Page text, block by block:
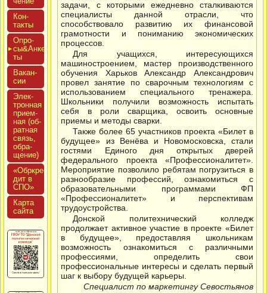
Кон­
такты
Опро­
сы&Анке­
ты
Вакан­
сии
Элек­
трон­ная
при­ем­
ная (об­
ратная
связь,
об­ра­
щение)
«Обркре­
дит в
СПО»
Кар­та
сай­та
задачи, с которыми ежедневно сталкиваются
специалисты данной отрасли, что
способствовало развитию их финансовой
грамотности и пониманию экономических
процессов.
Для учащихся, интересующихся
машиностроением, мастер производственного
обучения Харьков Александр Александрович
провел занятие по сварочным технологиям с
использованием специального тренажера.
Школьники получили возможность испытать
себя в роли сварщика, освоить основные
приемы и методы сварки.
Также более 65 участников проекта «Билет в
будущее» из Венёва и Новомосковска, стали
гостями Единого дня открытых дверей
федерального проекта «Профессионалитет».
Мероприятие позволило ребятам погрузиться в
разнообразие профессий, ознакомиться с
образовательными программами ФП
«Профессионалитет» и перспективам
трудоустройства.
Донской политехнический колледж
продолжает активное участие в проекте «Билет
в будущее», предоставляя школьникам
возможность ознакомиться с различными
профессиями, определить свои
профессиональные интересы и сделать первый
шаг к выбору будущей карьеры.
Специалист по маркетингу Севостьянов